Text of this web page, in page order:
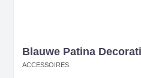
Blauwe Patina
ACCESSOIRES